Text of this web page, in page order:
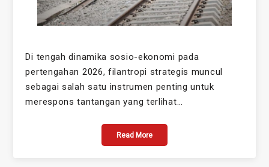
Di tengah dinamika sosio-ekonomi pada
pertengahan 2026, filantropi strategis muncul
sebagai salah satu instrumen penting untuk
merespons tantangan yang terlihat…
Read More